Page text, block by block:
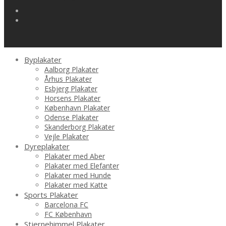
Byplakater
Aalborg Plakater
Århus Plakater
Esbjerg Plakater
Horsens Plakater
København Plakater
Odense Plakater
Skanderborg Plakater
Vejle Plakater
Dyreplakater
Plakater med Aber
Plakater med Elefanter
Plakater med Hunde
Plakater med Katte
Sports Plakater
Barcelona FC
FC København